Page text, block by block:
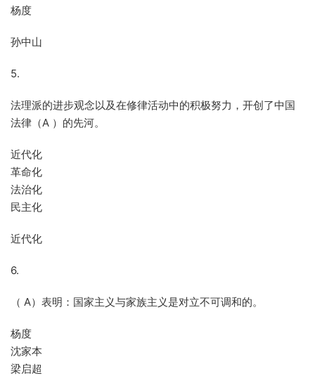
杨度
孙中山
5.
法理派的进步观念以及在修律活动中的积极努力，开创了中国
法律（A ）的先河。
近代化
革命化
法治化
民主化
近代化
6.
（ A）表明：国家主义与家族主义是对立不可调和的。
杨度
沈家本
梁启超